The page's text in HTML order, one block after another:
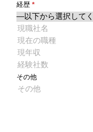
経歴 *
その他